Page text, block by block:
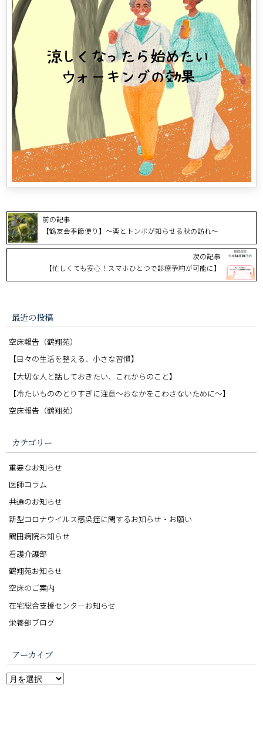
前の記事
【鶴友会季節便り】～栗とトンボが知らせる秋の訪れ～
次の記事
【忙しくても安心！スマホひとつで診療予約が可能に】
最近の投稿
空床報告（鶴翔苑）
【日々の生活を整える、小さな習慣】
【大切な人と話しておきたい、これからのこと】
【冷たいもののとりすぎに注意〜おなかをこわさないために〜】
空床報告（鶴翔苑）
カテゴリー
重要なお知らせ
医師コラム
共通のお知らせ
新型コロナウイルス感染症に関するお知らせ・お願い
鶴田病院お知らせ
看護介護部
鶴翔苑お知らせ
空床のご案内
在宅総合支援センターお知らせ
栄養部ブログ
アーカイブ